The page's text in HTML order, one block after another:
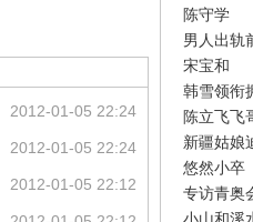
陈守学
男人出轨
宋宝和
韩雪领衔
陈立飞飞
新疆姑娘
悠然小卒
专访青奥
2012-01-05 22:24
2012-01-05 22:24
2012-01-05 22:12